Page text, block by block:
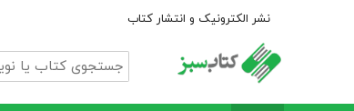
نشر الکترونیک و انتشار کتاب